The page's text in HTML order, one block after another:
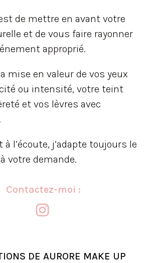
de mettre en avant votre
et de vous faire rayonner
approprié.
mise en valeur de vos yeux
ou intensité, votre teint
et vos lèvres avec
à l’écoute, j’adapte toujours le
votre demande.
Contactez-moi :

DE AURORE MAKE UP